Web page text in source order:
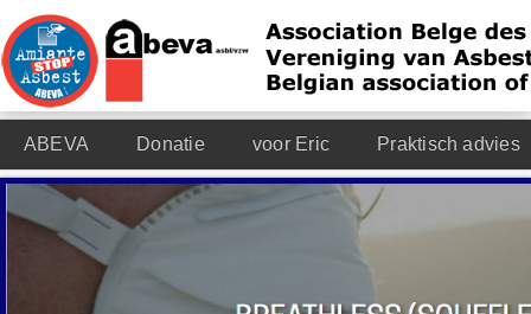
ABEVA Donatie voor Eric Praktisch advies